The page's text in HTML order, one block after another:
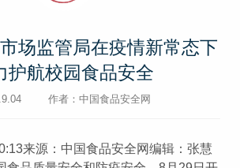
场监管局在疫情新常态下
护航校园食品安全
作者：中国食品安全网
来源：中国食品安全网编辑：张慧